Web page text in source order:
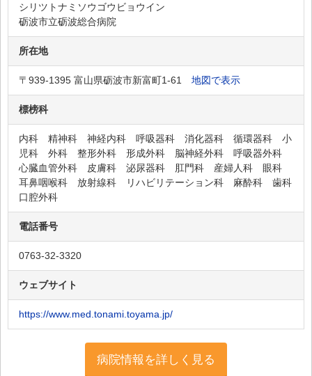
シリツトナミソウゴウビョウイン
砺波市立砺波総合病院
所在地
〒939-1395 富山県砺波市新富町1-61 地図で表示
標榜科
内科 精神科 神経内科 呼吸器科 消化器科 循環器科 小
児科 外科 整形外科 形成外科 脳神経外科 呼吸器外科
心臓血管外科 皮膚科 泌尿器科 肛門科 産婦人科 眼科
耳鼻咽喉科 放射線科 リハビリテーション科 麻酔科 歯科
口腔外科
電話番号
0763-32-3320
ウェブサイト
https://www.med.tonami.toyama.jp/
病院情報を詳しく見る